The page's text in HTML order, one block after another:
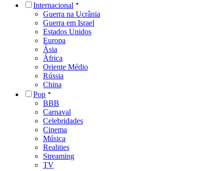
Internacional
Guerra na Ucrânia
Guerra em Israel
Estados Unidos
Europa
Ásia
África
Oriente Médio
Rússia
China
Pop
BBB
Carnaval
Celebridades
Cinema
Música
Realities
Streaming
TV